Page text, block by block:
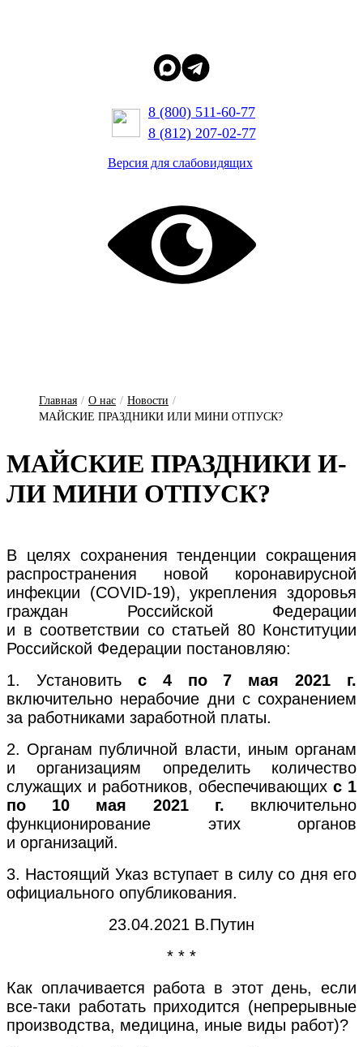
8 (800) 511-60-77
8 (812) 207-02-77
Версия для слабовидящих
Главная / О нас / Новости /
МАЙСКИЕ ПРАЗДНИКИ ИЛИ МИНИ ОТПУСК?
МАЙ­СКИЕ ПРАЗ­ДНИ­КИ И­
ЛИ МИ­НИ ОТ­ПУСК?
В целях сохранения тенденции сокращения
распространения новой коронавирусной
инфекции (COVID-19), укрепления здоровья
граждан Российской Федерации
и в соответствии со статьей 80 Конституции
Российской Федерации постановляю:
1. Установитьс 4 по 7 мая 2021 г.
включительно нерабочие дни с сохранением
за работниками заработной платы.
2. Органам публичной власти, иным органам
и организациям определить количество
служащих и работников, обеспечивающих с 1
по 10 мая 2021 г. включительно
функционирование этих органов
и организаций.
3. Настоящий Указ вступает в силу со дня его
официального опубликования.
23.04.2021 В.Путин
* * *
Как оплачивается работа в этот день, если
все-таки работать приходится (непрерывные
производства, медицина, иные виды работ)?